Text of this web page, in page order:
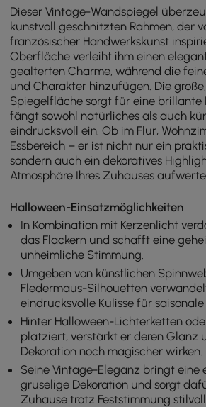
Dieser Vintage-Wandspiegel
kunstvoll geschnitzten Rahmen, der
französischer Handwerkskunst
Oberfläche verleiht ihm einen
gealterten Charme, während die
und Charakter hinzufügen. Die
Spiegelfläche sorgt für eine brillante
fängt sowohl natürliches als auch
eindrucksvoll ein. Ob im Flur,
Essbereich – er ist nicht nur ein
sondern auch ein dekoratives
Atmosphäre Ihres Zuhauses
Halloween-Einsatzmöglichkeiten
In Kombination mit Kerzenlicht
das Flackern und schafft eine
unheimliche Stimmung.
Umgeben von künstlichen
Fledermaus-Silhouetten
eindrucksvolle Kulisse für saisonale
Hinter Halloween-Lichterketten
platziert, verstärkt er deren Glanz
Dekoration noch magischer wirken.
Seine Vintage-Eleganz bringt eine
gruselige Dekoration und sorgt
Zuhause trotz Feststimmung